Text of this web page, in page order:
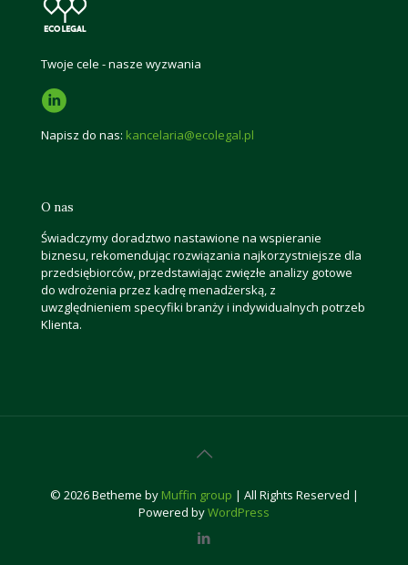
Twoje cele - nasze wyzwania
Napisz do nas: kancelaria@ecolegal.pl
O nas
Świadczymy doradztwo nastawione na wspieranie
biznesu, rekomendując rozwiązania najkorzystniejsze dla
przedsiębiorców, przedstawiając zwięzłe analizy gotowe
do wdrożenia przez kadrę menadżerską, z
uwzględnieniem specyfiki branży i indywidualnych potrzeb
Klienta.
© 2026 Betheme by Muffin group | All Rights Reserved |
Powered byWordPress